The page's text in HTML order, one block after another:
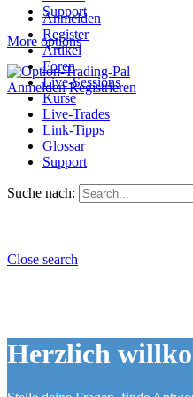
Support
More options
Anmelden Registrieren
Anmelden
Register
Artikel
Foren
Live-Sessions
Kurse
Live-Trades
Link-Tipps
Glossar
Support
Suche nach:
Close search
Herzlich